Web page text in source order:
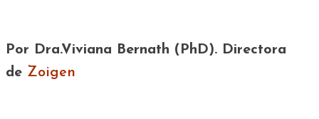
Por Dra.Viviana Bernath (PhD). Directora
de Zoigen